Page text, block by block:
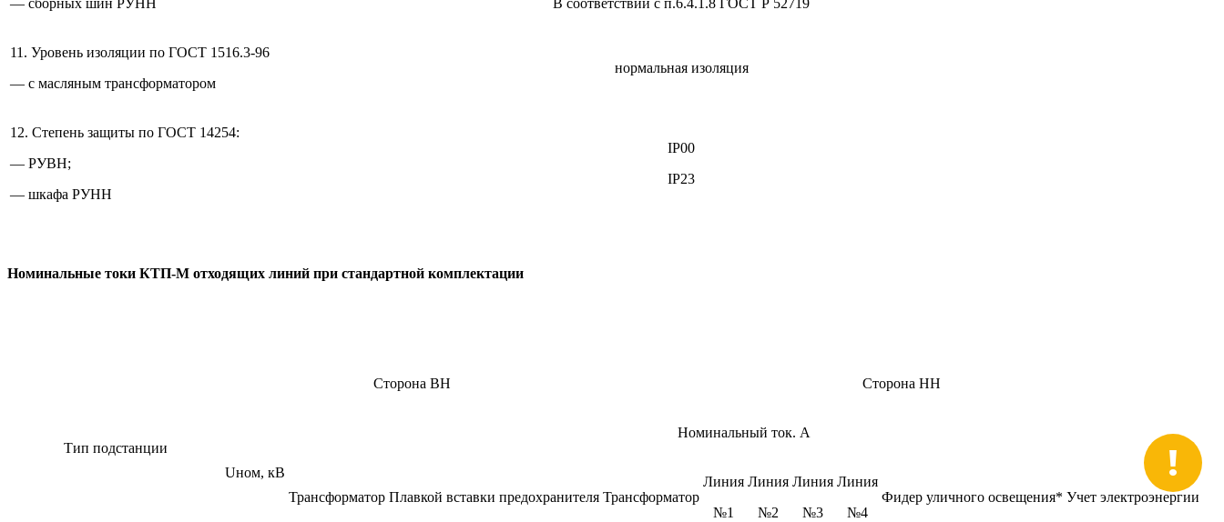
— сборных шин РУНН
В соответствии с п.6.4.1.8 ГОСТ Р 52719
11. Уровень изоляции по ГОСТ 1516.3-96
— с масляным трансформатором
нормальная изоляция
12. Степень защиты по ГОСТ 14254:
— РУВН;
— шкафа РУНН
IP00
IP23
Номинальные токи КТП-М отходящих линий при стандартной комплектации
Тип подстанции
Сторона ВН Сторона НН
Uном, кВ
Номинальный ток. А
Трансфор­матор Плавкой вставки предохрани­теля Трансфор­матор
Линия
№1
Линия
№2
Линия
№3
Линия
№4
Фидер уличного освещения* Учет электро­энергии
!